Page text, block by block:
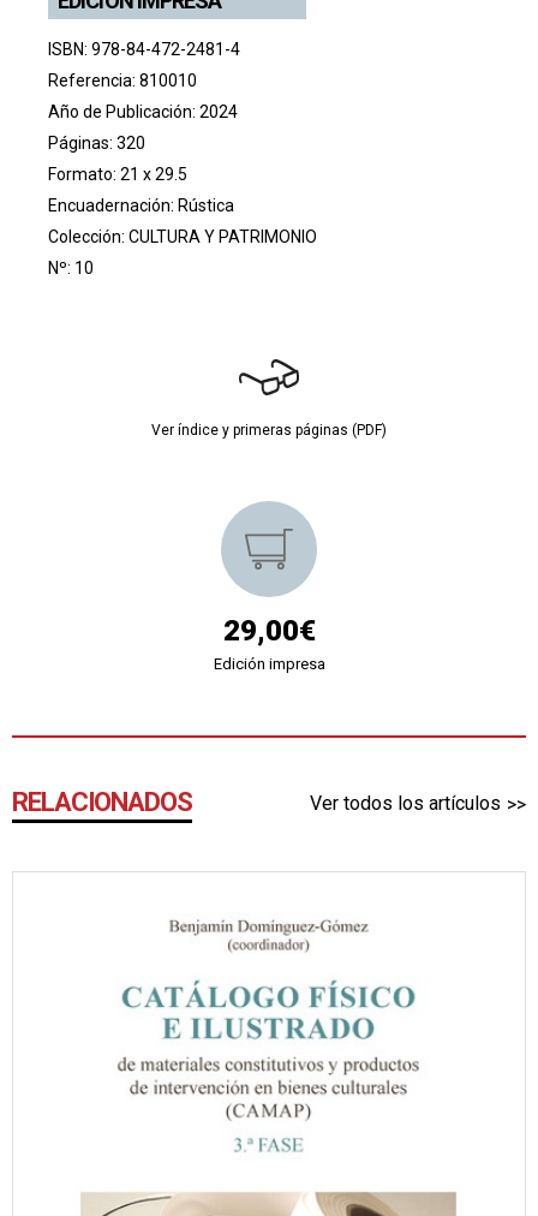
ISBN: 978-84-472-2481-4
Referencia: 810010
Año de Publicación: 2024
Páginas: 320
Formato: 21 x 29.5
Encuadernación: Rústica
Colección: CULTURA Y PATRIMONIO
Nº: 10
Ver índice y primeras páginas (PDF)
29,00€
Edición impresa
RELACIONADOS Ver todos los artículos